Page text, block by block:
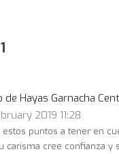
1
de Hayas Garnacha
2019 11:28
estos puntos a tener en
carisma cree confianza y